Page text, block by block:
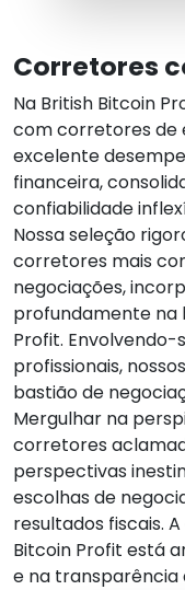
Corretores
Na British Bitcoin
com corretores de
excelente
financeira,
confiabilidade
Nossa seleção
corretores mais
negociações,
profundamente na
Profit. Envolvendo-
profissionais,
bastião de
Mergulhar na
corretores
perspectivas
escolhas de
resultados fiscais.
Bitcoin Profit está
e na transparência